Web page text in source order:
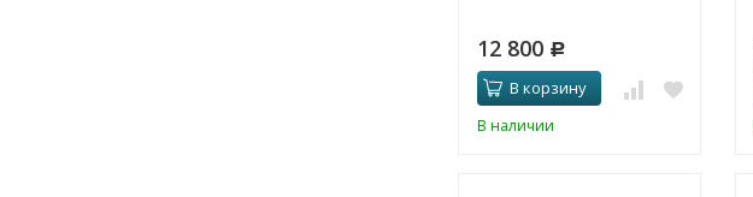
12 800 Р
В корзину
В наличии